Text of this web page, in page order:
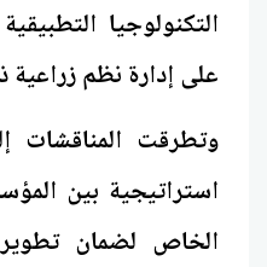
التكنولوجيا
على إدارة نظم
وتطرقت المناقشات
استراتيجية بين
الخاص لضمان تطوير